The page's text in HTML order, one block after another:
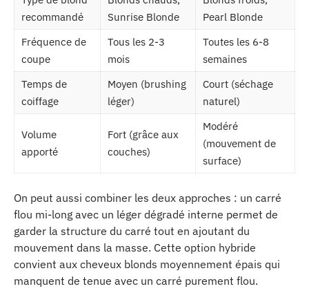
recommandé
Sunrise Blonde
Pearl Blonde
Fréquence de
coupe
Tous les 2-3
mois
Toutes les 6-8
semaines
Temps de
coiffage
Moyen (brushing
léger)
Court (séchage
naturel)
Volume
apporté
Fort (grâce aux
couches)
Modéré
(mouvement de
surface)
On peut aussi combiner les deux approches : un carré
flou mi-long avec un léger dégradé interne permet de
garder la structure du carré tout en ajoutant du
mouvement dans la masse. Cette option hybride
convient aux cheveux blonds moyennement épais qui
manquent de tenue avec un carré purement flou.